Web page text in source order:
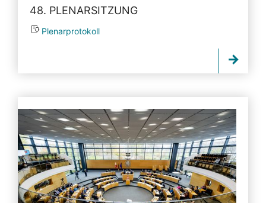
48. PLENARSITZUNG
Plenarprotokoll